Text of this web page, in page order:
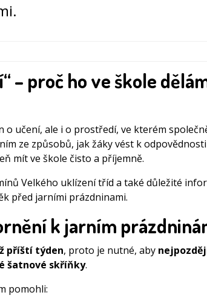
– proč ho ve škole
o učení, ale i o prostředí, ve kterém
ze způsobů, jak žáky vést k
mít ve škole čisto a příjemně.
Velkého uklízení tříd a také důležité
před jarními prázdninami.
k jarním
příští týden, proto je nutné, aby
šatnové skříňky.
pomohli: